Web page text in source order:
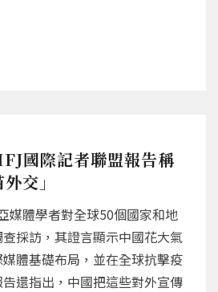
國際記者聯盟報告稱
交」
媒體學者對全球50個國家和地
採訪，其證言顯示中國花大氣
體基礎布局，並在全球抗擊疫
還指出，中國把這些對外宣傳